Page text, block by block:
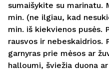
sumaišykite su marinatu.
min. (ne ilgiau, kad
min. iš kiekvienos pusės.
rausvos ir nebeskaidrios.
garnyras prie mėsos ar
halloumi, šviežia duona